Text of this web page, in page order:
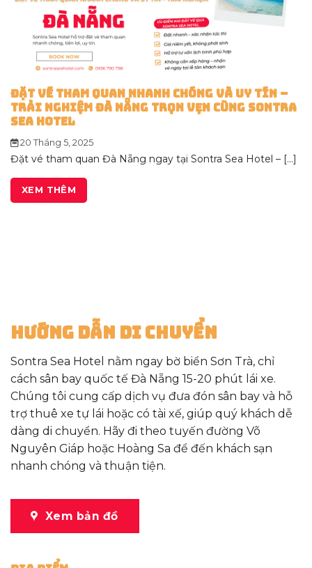
ĐẶT VÉ THAM QUAN NHANH CHÓNG VÀ UY TÍN –
TRẢI NGHIỆM ĐÀ NẴNG TRỌN VẸN CÙNG SONTRA
SEA HOTEL
20 Tháng 5, 2025
Đặt vé tham quan Đà Nẵng ngay tại Sontra Sea Hotel – [...]
XEM THÊM
Hướng Dẫn Di Chuyển
Sontra Sea Hotel nằm ngay bờ biển Sơn Trà, chỉ
cách sân bay quốc tế Đà Nẵng 15-20 phút lái xe.
Chúng tôi cung cấp dịch vụ đưa đón sân bay và hỗ
trợ thuê xe tự lái hoặc có tài xế, giúp quý khách dễ
dàng di chuyển. Hãy đi theo tuyến đường Võ
Nguyên Giáp hoặc Hoàng Sa để đến khách sạn
nhanh chóng và thuận tiện.
Xem bản đồ